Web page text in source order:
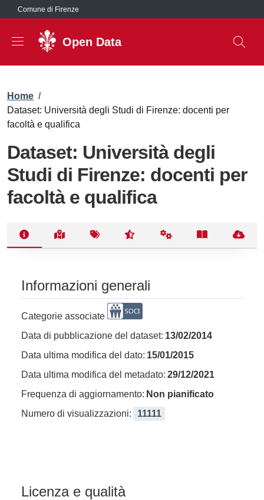
Salta al contenuto principale
Comune di Firenze
Open Data
Briciole di pane
Home /
Dataset: Università degli Studi di Firenze: docenti per
facoltà e qualifica
Dataset: Università degli
Studi di Firenze: docenti per
facoltà e qualifica
Informazioni generali
Categorie associate
Data di pubblicazione del dataset: 13/02/2014
Data ultima modifica del dato: 15/01/2015
Data ultima modifica del metadato: 29/12/2021
Frequenza di aggiornamento: Non pianificato
Numero di visualizzazioni:
11111
Licenza e qualità